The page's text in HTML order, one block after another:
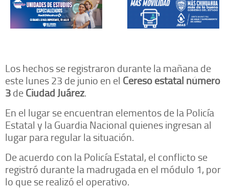
Los hechos se registraron durante la mañana de
este lunes 23 de junio en el Cereso estatal número
3deCiudad Juárez.
En el lugar se encuentran elementos de la Policía
Estatal y la Guardia Nacional quienes ingresan al
lugar para regular la situación.
De acuerdo con la Policía Estatal, el conflicto se
registró durante la madrugada en el módulo 1, por
lo que se realizó el operativo.